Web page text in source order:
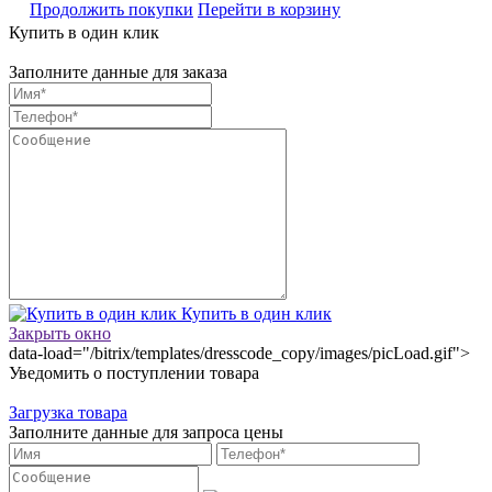
Продолжить покупки Перейти в корзину
Купить в один клик
Заполните данные для заказа
Купить в один клик
Закрыть окно
data-load="/bitrix/templates/dresscode_copy/images/picLoad.gif">
Уведомить о поступлении товара
Загрузка товара
Заполните данные для запроса цены